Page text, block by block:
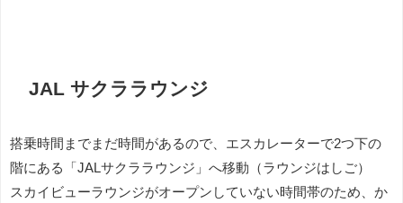
JAL サクララウンジ
搭乗時間までまだ時間があるので、エスカレーターで2つ下の
階にある「JALサクララウンジ」へ移動（ラウンジはしご）
スカイビューラウンジがオープンしていない時間帯のため、か